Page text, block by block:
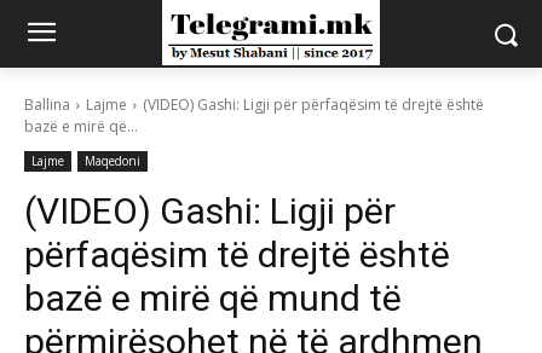
Ballina Lajme
(VIDEO) Gashi: Ligji për përfaqësim të drejtë është
bazë e mirë që...
Lajme Maqedoni
(VIDEO) Gashi: Ligji për
përfaqësim të drejtë është
bazë e mirë që mund të
përmirësohet në të ardhmen